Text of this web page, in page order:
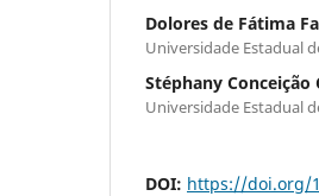
Dolores de Fátima
Universidade Estadual
Stéphany Conceição
Universidade Estadual
DOI: https://doi.org/